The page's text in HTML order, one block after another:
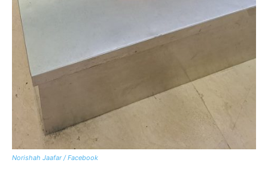
Norishah Jaafar / Facebook